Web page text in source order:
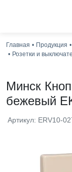
Главная Продукция
Розетки и
Минск
бежевый
Артикул: ERV10-